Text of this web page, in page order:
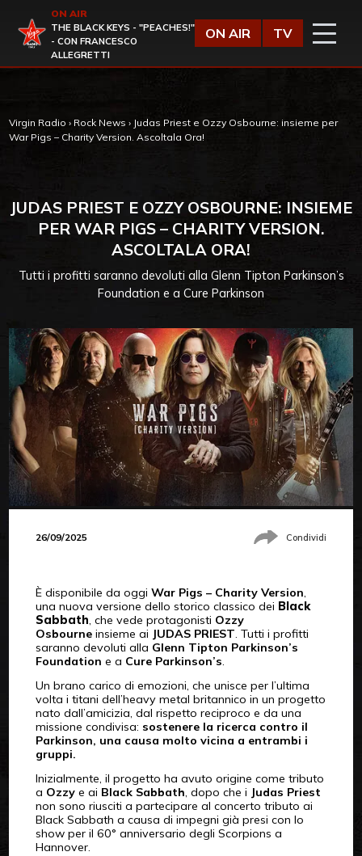
Virgin Radio
ON AIR
THE BLACK KEYS - "PEACHES!"
- CON FRANCESCO
ALLEGRETTI
ON AIR TV
Virgin Radio › Rock News › Judas Priest e Ozzy Osbourne: insieme per
War Pigs – Charity Version. Ascoltala Ora!
JUDAS PRIEST E OZZY OSBOURNE: INSIEME
PER WAR PIGS – CHARITY VERSION.
ASCOLTALA ORA!
Tutti i profitti saranno devoluti alla Glenn Tipton Parkinson’s
Foundation e a Cure Parkinson
26/09/2025 Condividi
È disponibile da oggi War Pigs – Charity Version,
una nuova versione dello storico classico dei Black
Sabbath, che vede protagonisti Ozzy
Osbourneinsieme ai JUDAS PRIEST. Tutti i profitti
saranno devoluti alla Glenn Tipton Parkinson’s
Foundation e a Cure Parkinson’s.
Un brano carico di emozioni, che unisce per l’ultima
volta i titani dell’heavy metal britannico in un progetto
nato dall’amicizia, dal rispetto reciproco e da una
missione condivisa: sostenere la ricerca contro il
Parkinson, una causa molto vicina a entrambi i
gruppi.
Inizialmente, il progetto ha avuto origine come tributo
a Ozzye ai Black Sabbath, dopo che i Judas Priest
non sono riusciti a partecipare al concerto tributo ai
Black Sabbath a causa di impegni già presi con lo
show per il 60° anniversario degli Scorpions a
Hannover.